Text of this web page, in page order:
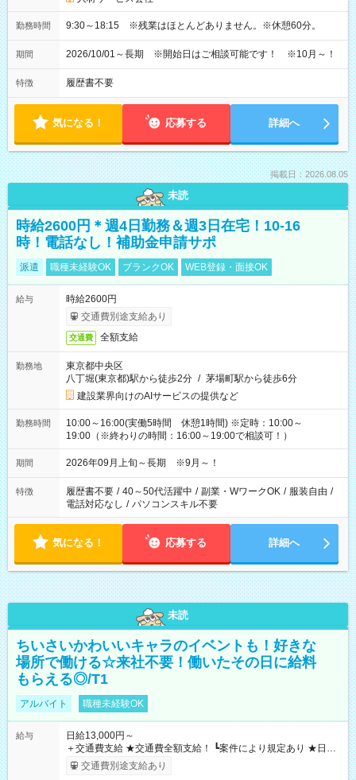
勤務時間 9:30～18:15 ※残業はほとんどありません。※休憩60分。
期間 2026/10/01～長期 ※開始日はご相談可能です！ ※10月～！
特徴 履歴書不要
気になる！ 応募する 詳細へ
掲載日：2026.08.05
未読
時給2600円＊週4日勤務＆週3日在宅！10-16
時！電話なし！補助金申請サポ
派遣 職種未経験OK ブランクOK WEB登録・面接OK
給与
時給2600円
交通費別途支給あり
交通費 全額支給
勤務地
東京都中央区
八丁堀(東京都)駅から徒歩2分 / 茅場町駅から徒歩6分
建設業界向けのAIサービスの提供など
勤務時間
10:00～16:00(実働5時間 休憩1時間) ※定時：10:00～
19:00（※終わりの時間：16:00～19:00で相談可！）
期間 2026年09月上旬～長期 ※9月～！
特徴 履歴書不要 / 40～50代活躍中 / 副業・WワークOK / 服装自由 /
電話対応なし / パソコンスキル不要
気になる！ 応募する 詳細へ
未読
ちいさいかわいいキャラのイベントも！好きな
場所で働ける☆来社不要！働いたその日に給料
もらえる◎/T1
アルバイト 職種未経験OK
給与
日給13,000円～
＋交通費支給 ★交通費全額支給！ ┗案件により規定あり ★日払
いOK！（規定あり） ┗働いたその日に現金GET♪ お仕事後はコ
ンビニATMから 日払い分を引き落とせます！ 【試用期間】試
交通費別途支給あり